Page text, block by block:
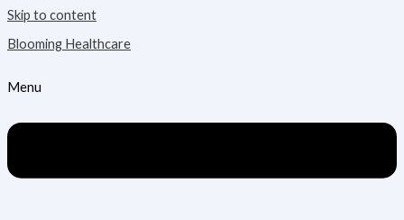
Skip to content
Blooming Healthcare
Menu